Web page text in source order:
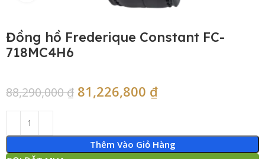
Đồng hồ Frederique Constant FC-
718MC4H6
88,290,000₫ 81,226,800 ₫
Thêm Vào Giỏ Hàng